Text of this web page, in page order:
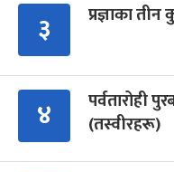
३ प्रज्ञाका
४
पर्वतारोही
(तस्वीरहरू)